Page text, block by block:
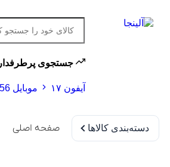
جستجوی پرطرفدار
آیفون ۱۷ موبایل a56
دسته‌بندی کالاها صفحه اصلی